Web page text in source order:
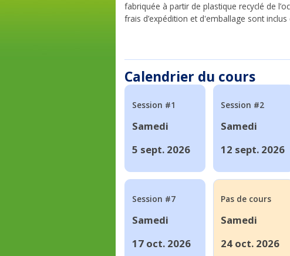
fabriquée à partir de plastique recyclé de
frais d’expédition et d'emballage sont
Calendrier du cours
Session #1
Samedi
5 sept. 2026
Session #2
Samedi
12 sept. 2026
Session #7
Samedi
17 oct. 2026
Pas de cours
Samedi
24 oct. 2026